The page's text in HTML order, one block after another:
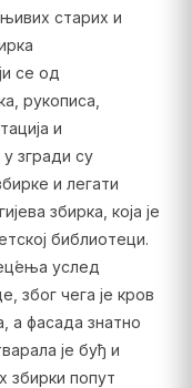
старих и
се од
рукописа,
и
згради су
и легати
збирка, која је
библиотеци.
услед
због чега је кров
а фасада знатно
је буђ и
збирки попут